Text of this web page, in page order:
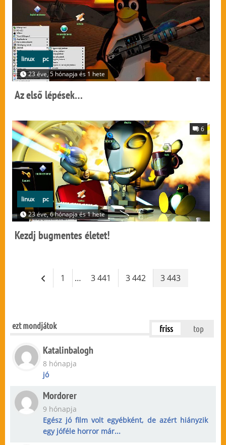
linux
pc
23 éve, 5 hónapja és 1 hete
Az első lépések…
6
linux
pc
23 éve, 6 hónapja és 1 hete
Kezdj bugmentes életet!
1 … 3 441 3 442 3 443
ezt mondjátok friss top
Katalinbalogh
8 hónapja
jó
Mordorer
9 hónapja
Egész jó film volt egyébként, de azért hiányzik
egy jóféle horror már...